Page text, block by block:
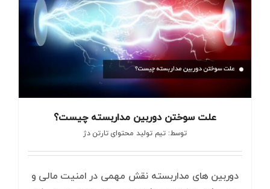
علت سوختن دوربین مداربسته چیست؟
توسط: تیم تولید محتوای تارتن دژ
دوربین های مداربسته نقش مهمی در امنیت مالی و